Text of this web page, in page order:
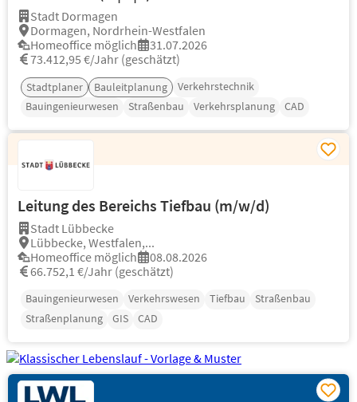
Stadt Dormagen
Dormagen, Nordrhein-Westfalen
Homeoffice möglich
31.07.2026
73.412,95 €/Jahr (geschätzt)
Stadtplaner Bauleitplanung
Verkehrstechnik
Bauingenieurwesen
Straßenbau Verkehrsplanung CAD
Leitung des Bereichs Tiefbau (m/w/d)
Stadt Lübbecke
Lübbecke, Westfalen,...
Homeoffice möglich
08.08.2026
66.752,1 €/Jahr (geschätzt)
Bauingenieurwesen Verkehrswesen Tiefbau
Straßenbau
Straßenplanung
GIS CAD